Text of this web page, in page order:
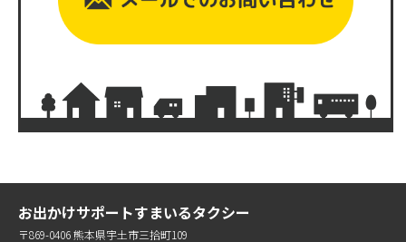
お出かけサポートすまいるタクシー
〒869-0406 熊本県宇土市三拾町109